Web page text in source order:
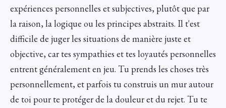
expériences personnelles et subjectives, plutôt que par
la raison, la logique ou les principes abstraits. Il t'est
difficile de juger les situations de manière juste et
objective, car tes sympathies et tes loyautés personnelles
entrent généralement en jeu. Tu prends les choses très
personnellement, et parfois tu construis un mur autour
de toi pour te protéger de la douleur et du rejet. Tu te